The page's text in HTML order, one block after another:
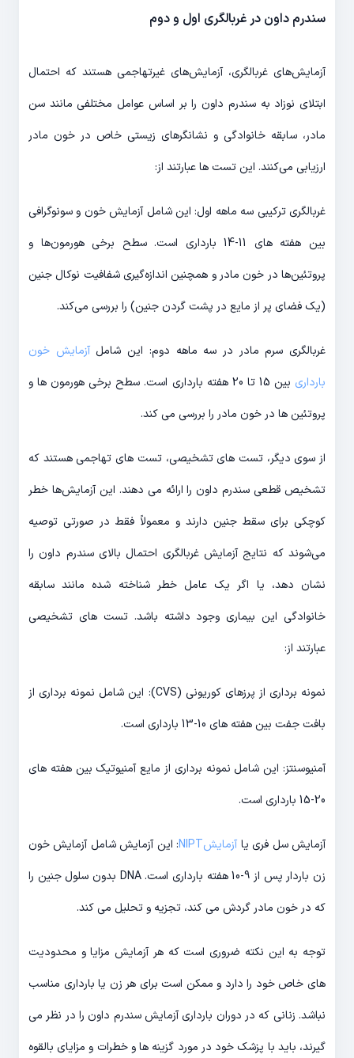
سندرم داون در غربالگری اول و دوم
آزمایش‌های غربالگری، آزمایش‌های غیرتهاجمی هستند که احتمال
ابتلای نوزاد به سندرم داون را بر اساس عوامل مختلفی مانند سن
مادر، سابقه خانوادگی و نشانگرهای زیستی خاص در خون مادر
ارزیابی می‌کنند. این تست ها عبارتند از:
غربالگری ترکیبی سه ماهه اول: این شامل آزمایش خون و سونوگرافی
بین هفته های 11-14 بارداری است. سطح برخی هورمون‌ها و
پروتئین‌ها در خون مادر و همچنین اندازه‌گیری شفافیت نوکال جنین
(یک فضای پر از مایع در پشت گردن جنین) را بررسی می‌کند.
غربالگری سرم مادر در سه ماهه دوم: این شاملآزمایش خون
بارداری
بین 15 تا 20 هفته بارداری است. سطح برخی هورمون ها و
پروتئین ها در خون مادر را بررسی می کند.
از سوی دیگر، تست های تشخیصی، تست های تهاجمی هستند که
تشخیص قطعی سندرم داون را ارائه می دهند. این آزمایش‌ها خطر
کوچکی برای سقط جنین دارند و معمولاً فقط در صورتی توصیه
می‌شوند که نتایج آزمایش غربالگری احتمال بالای سندرم داون را
نشان دهد، یا اگر یک عامل خطر شناخته شده مانند سابقه
خانوادگی این بیماری وجود داشته باشد. تست های تشخیصی
عبارتند از:
نمونه برداری از پرزهای کوریونی (CVS): این شامل نمونه برداری از
بافت جفت بین هفته های 10-13 بارداری است.
آمنیوسنتز: این شامل نمونه برداری از مایع آمنیوتیک بین هفته های
20-15 بارداری است.
آزمایش سل فری یا آزمایشNIPT
: این آزمایش شامل آزمایش خون
زن باردار پس از 9-10 هفته بارداری است. DNA بدون سلول جنین را
که در خون مادر گردش می کند، تجزیه و تحلیل می کند.
توجه به این نکته ضروری است که هر آزمایش مزایا و محدودیت
های خاص خود را دارد و ممکن است برای هر زن یا بارداری مناسب
نباشد. زنانی که در دوران بارداری آزمایش سندرم داون را در نظر می
گیرند، باید با پزشک خود در مورد گزینه ها و خطرات و مزایای بالقوه